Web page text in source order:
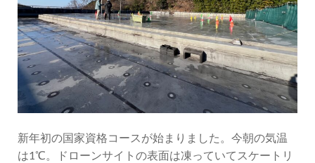
新年初の国家資格コースが始まりました。今朝の気温
は1℃。ドローンサイトの表面は凍っていてスケートリ